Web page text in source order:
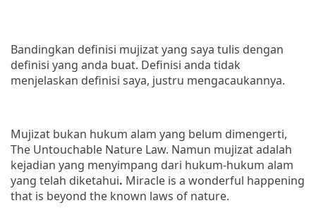
Bandingkan definisi mujizat yang saya tulis dengan
definisi yang anda buat. Definisi anda tidak
menjelaskan definisi saya, justru mengacaukannya.
Mujizat bukan hukum alam yang belum dimengerti,
The Untouchable Nature Law. Namun mujizat adalah
kejadian yang menyimpang dari hukum-hukum alam
yang telah diketahui. Miracle is a wonderful happening
that is beyond the known laws of nature.